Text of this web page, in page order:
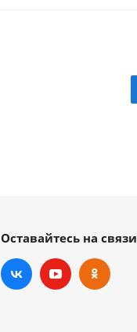
Оставайтесь на связи